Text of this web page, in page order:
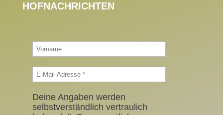
HOFNACHRICHTEN
Deine Angaben werden
selbstverständlich vertraulich